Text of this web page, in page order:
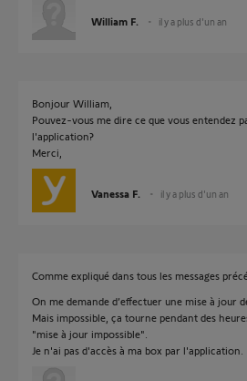
William F. il y a plus d'un an
Bonjour William,
Pouvez-vous me dire ce que vous entendez
l'application?
Merci,
Vanessa F. il y a plus d'un an
Comme expliqué dans tous les messages
On me demande d’effectuer une mise à jour
Mais impossible, ça tourne pendant des
"mise à jour impossible".
Je n'ai pas d'accès à ma box par l'application.